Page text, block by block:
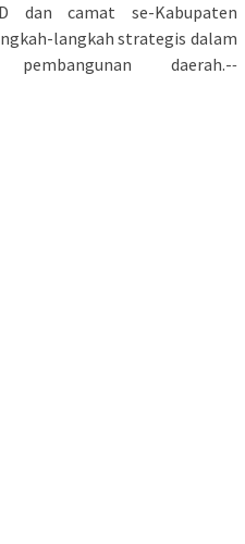
dan camat se-Kabupaten
langkah strategis dalam
daerah.--